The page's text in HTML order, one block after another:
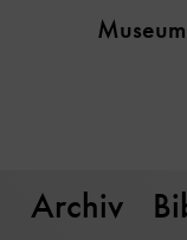
Museum
Archiv